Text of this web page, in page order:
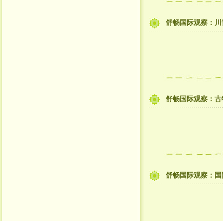
舒畅国际观察：
舒畅国际观察：
舒畅国际观察：